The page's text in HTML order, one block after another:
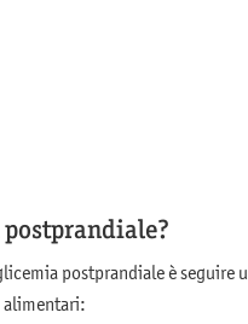
postprandiale è seguire
alimentari: